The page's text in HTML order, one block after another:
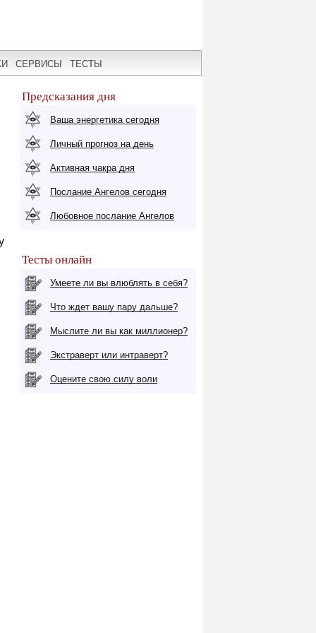
СЕРВИСЫ ТЕСТЫ
Предсказания дня
Ваша энергетика сегодня
Личный прогноз на день
Активная чакра дня
Послание Ангелов сегодня
Любовное послание Ангелов
Тесты онлайн
Умеете ли вы влюблять в себя?
Что ждет вашу пару дальше?
Мыслите ли вы как миллионер?
Экстраверт или интраверт?
Оцените свою силу воли